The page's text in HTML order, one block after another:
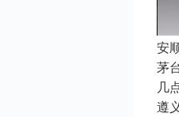
安
茅
几
遵